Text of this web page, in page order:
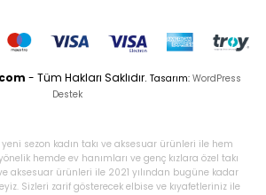
- Tüm Hakları Saklıdır. Tasarım: WordPress
Destek
sezon kadın takı ve aksesuar ürünleri ile hem
hemde ev hanımları ve genç kızlara özel takı
aksesuar ürünleri ile 2021 yılından bugüne kadar
Sizleri zarif gösterecek elbise ve kıyafetleriniz ile